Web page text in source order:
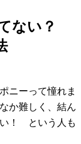
ない？
ニーって憧れま
か難しく、結ん
い！ という人も